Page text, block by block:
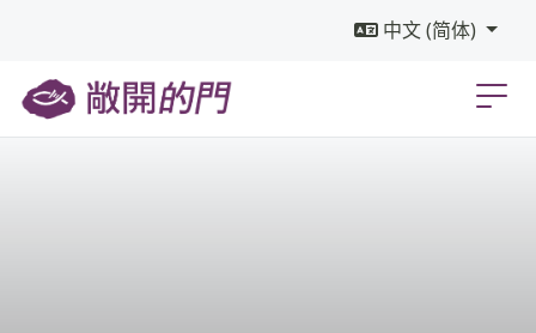
中文 (简体)